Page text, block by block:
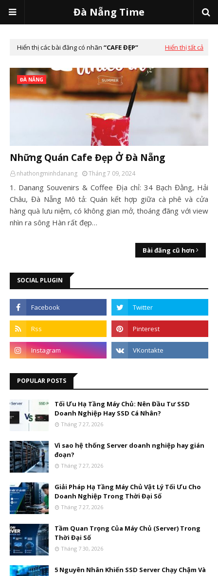
Đà Nẵng Time
Hiển thị các bài đăng có nhãn CAFE ĐẸP Hiển thị tất cả
ĐÀ NẴNG
Những Quán Cafe Đẹp Ở Đà Nẵng
nhathongminhdanang Tháng 7 09, 2024
1. Danang Souvenirs & Coffee Địa chỉ: 34 Bạch Đằng, Hải
Châu, Đà Nẵng Mô tả: Quán kết hợp giữa cà phê và cửa
hàng quà lưu niệm, có không gian mở, thoáng đãng với view
nhìn ra sông Hàn rất đẹp…
Bài đăng cũ hơn
SOCIAL PLUGIN
POPULAR POSTS
Tối Ưu Hạ Tầng Máy Chủ: Nên Đầu Tư SSD
Doanh Nghiệp Hay SSD Cá Nhân?
Tháng 7 27, 2026
Vì sao hệ thống Server doanh nghiệp hay gián
đoạn?
Tháng 7 27, 2026
Giải Pháp Hạ Tầng Máy Chủ Vật Lý Tối Ưu Cho
Doanh Nghiệp Trong Thời Đại Số
Tháng 7 27, 2026
Tầm Quan Trọng Của Máy Chủ (Server) Trong
Thời Đại Số
Tháng 7 30, 2026
5 Nguyên Nhân Khiến SSD Server Chạy Chậm Và